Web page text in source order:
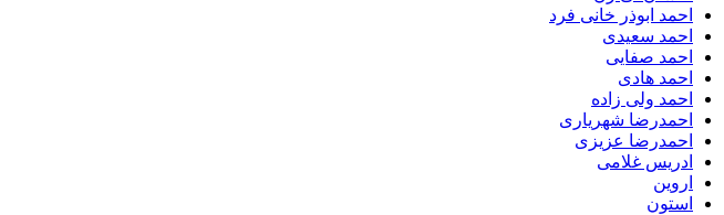
احمد ابوذر خانی فرد
احمد سعیدی
احمد صفایی
احمد هادی
احمد ولی زاده
احمدرضا شهریاری
احمدرضا عزیزی
ادریس غلامی
اروین
استون